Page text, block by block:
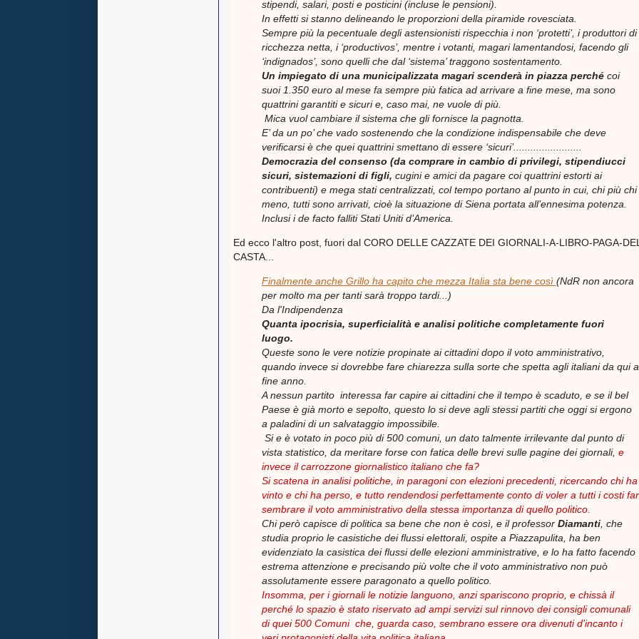
stipendi, salari, posti e posticini (incluse le pensioni).
In effetti si stanno delineando le proporzioni della piramide rovesciata.
Sempre più la pecentuale degli astensionisti rispecchia i non ‘protetti’, i produttori di
ricchezza netta, i ‘productivos’, mentre i votanti, magari lamentandosi, facendo gli
‘indignados’, sono quelli che dal ‘sistema’ traggono sostentamento.
Un impiegato di una municipalizzata magari scenderà in piazza perché coi
suoi 1.350 euro al mese fa sempre più fatica ad arrivare a fine mese, ma sono
quattrini garantiti e sicuri e, caso mai, ne vuole di più.
Mica vuol cambiare il sistema che gli fornisce la pagnotta.
E’ da un po’ che vado sostenendo che la condizione indispensabile che deve
verificarsi è che quei quattrini smettano di essere ‘sicuri’........................
Democrazia del consenso (da comprare in cambio di privilegi, stipendiucci
sicuri, sistemazioni di figli, cugini e amici da pagare coi quattrini estorti ai
contribuenti) e mega stati centralizzati, col tempo portano al punto in cui, chi più chi
meno, tutti sono arrivati, cioè la situazione di Siena portata all’ennesima potenza.
Inclusi i de facto falliti Stati Uniti d’America.
Ed ecco l'altro post, fuori dal CORO DELLE CAZZATE DEI GIORNALI-A-LIBRO-PAGA-
CASTA...
Finalmente anche Grillo ha capito che mezza Italia sta bene così (NdR non ancora
per molto ma per tanti sarà troppo tardi...)
Da l'Indipendenza
Quanta ipocrisia, superficialità e analisi politiche completamente fuori
luogo.
Queste sono le vere notizie propinate ai cittadini dopo il voto amministrativo,
quando invece si dovrebbe fare chiarezza sulla sorte che spetta agli italiani da qui a
fine anno.
A nessun partito interessa far capire ai cittadini che il tempo è scaduto, e se il bel
Paese è già morto e sepolto, questo lo si deve agli stessi partiti che oggi si ergono
a paladini di un salvataggio impossibile.
Si e è votato in poco più di 500 comuni, un dato talmente irrilevante dal punto di
vista statistico, da meritare forse con fatica delle brevi sulle pagine dei giornali, e
invece il carrozzone giornalistico italiano che fa?
Si scatena in analisi politiche, in paragoni con elezioni precedenti, ricercando chi ha
vinto e chi ha perso, e tutto rendendosi perfettamente conto di voler a tutti i costi far
sembrare il voto amministrativo della stessa importanza di quello politico.
Chi però capisce di politica sa bene che non è così, e il professor Diamanti , che
studia proprio le casistiche dei flussi elettorali, ospite a Piazzapulita, ha ben
evidenziato la casistica dei flussi delle elezioni amministrative, e lo ha fatto facendo
estrema attenzione e precisando più volte che il voto amministrativo non può
assolutamente essere paragonato a quello politico.
Insomma, per i giornali le notizie languono, anzi spariscono proprio, e chissà il
perché lo spazio è stato riservato ad ampi servizi sul rinnovo dei consigli comunali
di quei 500 Comuni che, guarda caso, sembrano essere ora divenuti d’incanto i